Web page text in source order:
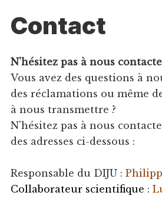
Contact
N'hésitez pas à nous
Vous avez des questions à
des réclamations ou même
à nous transmettre ?
N'hésitez pas à nous
des adresses ci-dessous :
Responsable du DIJU :
Collaborateur scientifique :